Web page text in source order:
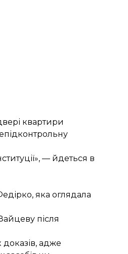
квартири
— йдеться в
, яка оглядала
після
адже